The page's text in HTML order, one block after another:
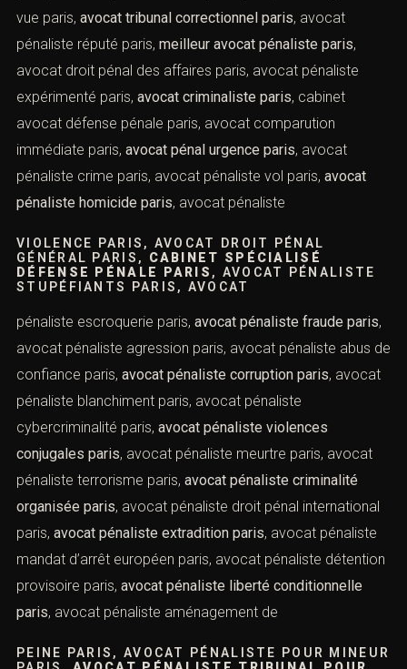
cabinet droit pénal paris, avocat pénal paris, avocat
défense pénale paris , avocat crime paris,avocat
infraction paris, cabinet spécialisé droit pénal paris,
avocat garde à vue paris, avocat tribunal correctionnel
paris, avocat pénaliste réputé paris,meilleur avocat
pénaliste paris, avocat droit pénal des affaires paris,
avocat pénaliste expérimenté paris,avocat criminaliste
paris, cabinet avocat défense pénale paris, avocat
paris , avocat pénaliste crime paris, avocat pénaliste vol
paris,avocat pénaliste homicide paris, avocat pénaliste
VIOLENCE PARIS, AVOCAT DROIT PÉNAL
DÉFENSE PÉNALE PARIS, AVOCAT PÉNALISTE
STUPÉFIANTS PARIS, AVOCAT
pénaliste escroquerie paris, avocat pénaliste fraude
paris, avocat pénaliste agression paris, avocat pénaliste
abus de confiance paris, avocat pénaliste corruption
paris, avocat pénaliste blanchiment paris, avocat
pénaliste cybercriminalité paris,avocat pénaliste
violences conjugales paris, avocat pénaliste meurtre
paris, avocat pénaliste terrorisme paris,avocat pénaliste
criminalité organisée paris, avocat pénaliste droit pénal
international paris,avocat pénaliste extradition paris
pénaliste détention provisoire paris,avocat pénaliste